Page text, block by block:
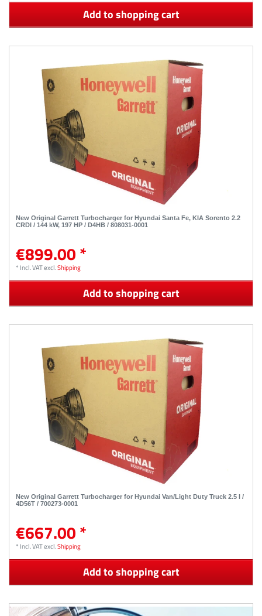
Add to shopping cart
New Original Garrett Turbocharger for Hyundai Santa Fe, KIA Sorento 2.2
CRDI / 144 kW, 197 HP / D4HB / 808031-0001
€899.00 *
* Incl. VATexcl.Shipping
Add to shopping cart
New Original Garrett Turbocharger for Hyundai Van/Light Duty Truck 2.5 l /
4D56T / 700273-0001
€667.00 *
* Incl. VATexcl.Shipping
Add to shopping cart